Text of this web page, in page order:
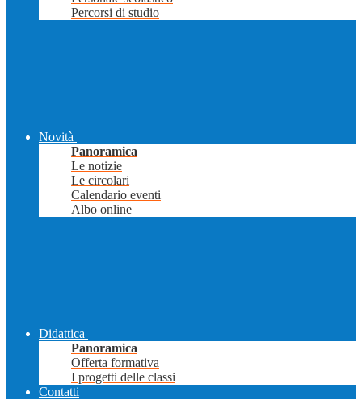
Percorsi di studio
Novità
Panoramica
Le notizie
Le circolari
Calendario eventi
Albo online
Didattica
Panoramica
Offerta formativa
I progetti delle classi
Contatti